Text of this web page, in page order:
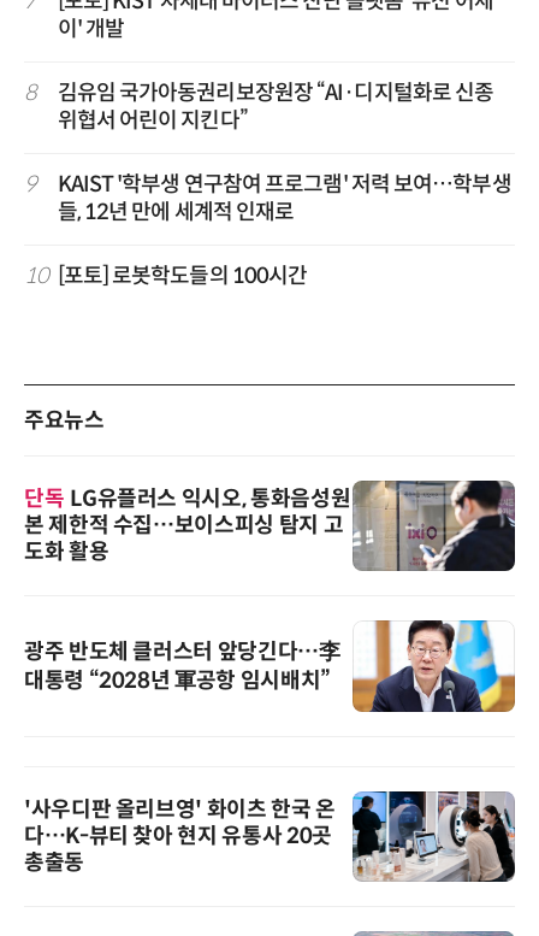
이' 개발
8
김유임 국가아동권리보장원장 “AI·디지털화로 신종
위협서 어린이 지킨다”
9
KAIST '학부생 연구참여 프로그램' 저력 보여…학부생
들, 12년 만에 세계적 인재로
10 [포토] 로봇학도들의 100시간
주요뉴스
단독 LG유플러스 익시오, 통화음성원
본 제한적 수집…보이스피싱 탐지 고
도화 활용
광주 반도체 클러스터 앞당긴다…李
대통령 “2028년 軍공항 임시배치”
'사우디판 올리브영' 화이츠 한국 온
다…K-뷰티 찾아 현지 유통사 20곳
총출동